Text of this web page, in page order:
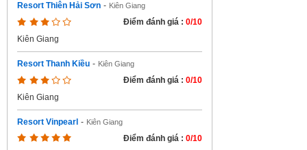
Resort Thiên Hải Sơn - Kiên Giang
Điểm đánh giá : 0/10
Kiên Giang
Resort Thanh Kiều - Kiên Giang
Điểm đánh giá : 0/10
Kiên Giang
Resort Vinpearl - Kiên Giang
Điểm đánh giá : 0/10